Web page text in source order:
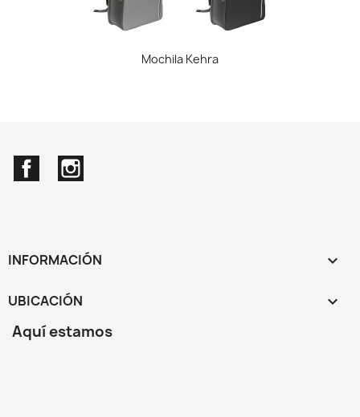
Mochila Kehra
Facebook
INFORMACIÓN 
UBICACIÓN keyboard_arrow_down
Aquí estamos